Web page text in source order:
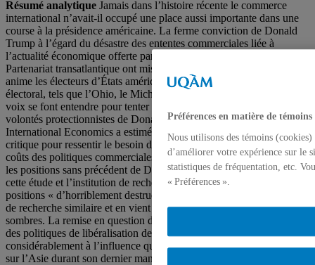
Résumé analytique Jamais dans l’histoire récente le commerce
international n’avait-il occupé une place aussi importante dans une
course à la présidence américaine. La ferme conviction de Donald
Trump à l’égard du désastre des ententes commerciales liée à
l’actualité économique offerte par l’éventuelle ratification du
Partenariat transatlantique ont mis de l’avant une préoccupation qui
anime les électeurs d’États américains très importants sur le plan
électoral, tels que l’Ohio, le Michigan et la Pennsylvanie. Plusieurs
voix se font entendre pour tenter d’expliquer les risques associés aux
volontés protectionnistes de Donald Trump. Le Peterson Institute for
International Economics a estimé que la situation était suffisamment
critique pour ressentir le besoin de produire une étude évaluant les
coûts des politiques commerciales des deux candidats. C’est surtout
les positions sans précédent de Donald Trump qui font l’objet de
cette étude et l’institution de recherche non partisan qualifie ses
positions « d’horriblement destructrices ». Moody’s a fait un travail
de recherche similaire et en vient à des conclusions non moins
sombres. La remise en question du TPP et, de manière plus générale,
des politiques de libéralisation des échanges risquent de nuire
considérablement à l’influence que Barack Obama a tenté d’étendre
sur l’Asie durant son dernier mandat.
Préférences en matière de témoins
Nous utilisons des témoins
d’améliorer votre expérience sur le
statistiques de fréquentation, etc.
« Préférences ».